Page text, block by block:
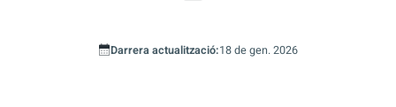
Darrera actualització:18 de gen. 2026